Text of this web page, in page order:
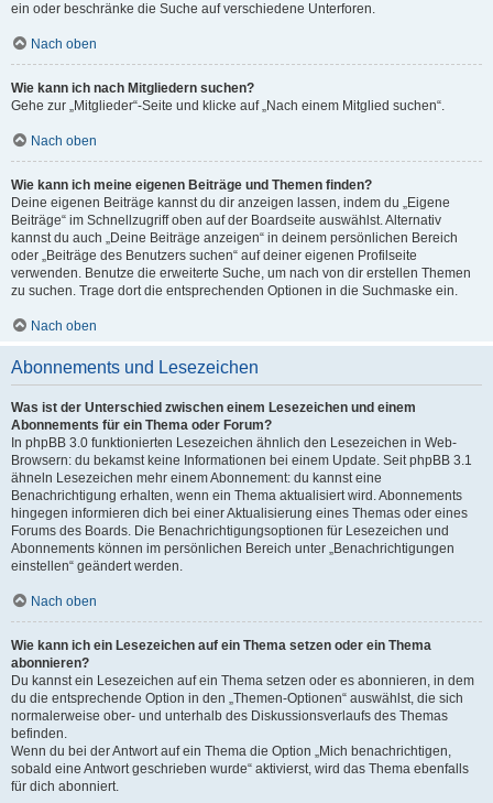
ein oder beschränke die Suche auf verschiedene Unterforen.
Nach oben
Wie kann ich nach Mitgliedern suchen?
Gehe zur „Mitglieder“-Seite und klicke auf „Nach einem Mitglied suchen“.
Nach oben
Wie kann ich meine eigenen Beiträge und Themen finden?
Deine eigenen Beiträge kannst du dir anzeigen lassen, indem du „Eigene
Beiträge“ im Schnellzugriff oben auf der Boardseite auswählst. Alternativ
kannst du auch „Deine Beiträge anzeigen“ in deinem persönlichen Bereich
oder „Beiträge des Benutzers suchen“ auf deiner eigenen Profilseite
verwenden. Benutze die erweiterte Suche, um nach von dir erstellen Themen
zu suchen. Trage dort die entsprechenden Optionen in die Suchmaske ein.
Nach oben
Abonnements und Lesezeichen
Was ist der Unterschied zwischen einem Lesezeichen und einem
Abonnements für ein Thema oder Forum?
In phpBB 3.0 funktionierten Lesezeichen ähnlich den Lesezeichen in Web-
Browsern: du bekamst keine Informationen bei einem Update. Seit phpBB 3.1
ähneln Lesezeichen mehr einem Abonnement: du kannst eine
Benachrichtigung erhalten, wenn ein Thema aktualisiert wird. Abonnements
hingegen informieren dich bei einer Aktualisierung eines Themas oder eines
Forums des Boards. Die Benachrichtigungsoptionen für Lesezeichen und
Abonnements können im persönlichen Bereich unter „Benachrichtigungen
einstellen“ geändert werden.
Nach oben
Wie kann ich ein Lesezeichen auf ein Thema setzen oder ein Thema
abonnieren?
Du kannst ein Lesezeichen auf ein Thema setzen oder es abonnieren, in dem
du die entsprechende Option in den „Themen-Optionen“ auswählst, die sich
normalerweise ober- und unterhalb des Diskussionsverlaufs des Themas
befinden.
Wenn du bei der Antwort auf ein Thema die Option „Mich benachrichtigen,
sobald eine Antwort geschrieben wurde“ aktivierst, wird das Thema ebenfalls
für dich abonniert.